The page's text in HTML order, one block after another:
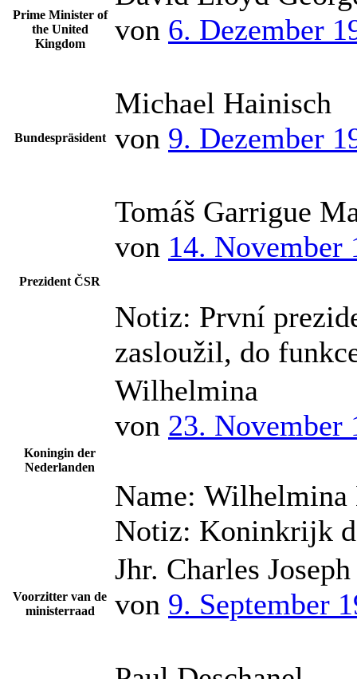
Prime Minister of
the United
Kingdom
von 6. Dezember
Bundespräsident
Michael Hainisch
von 9. Dezember
Prezident ČSR
Tomáš Garrigue
von 14. November
Notiz: První
zasloužil, do
Koningin der
Nederlanden
Wilhelmina
von 23. November
Name: Wilhelmina
Notiz: Koninkrijk
Voorzitter van de
ministerraad
Jhr. Charles
von 9. September